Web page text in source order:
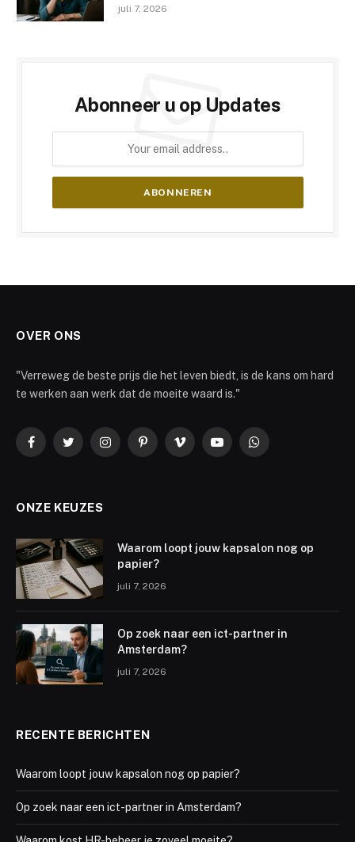
juli 7, 2026
Abonneer u op Updates
OVER ONS
"Verreweg de beste prijs die het leven biedt, is de kans om hard
te werken aan werk dat de moeite waard is."
FacebookTwitterInstagramPinterestVimeo YouTubeWhatsApp
ONZE KEUZES
Waarom loopt jouw kapsalon nog op
papier?
juli 7, 2026
Op zoek naar een ict-partner in
Amsterdam?
juli 7, 2026
RECENTE BERICHTEN
Waarom loopt jouw kapsalon nog op papier?
Op zoek naar een ict-partner in Amsterdam?